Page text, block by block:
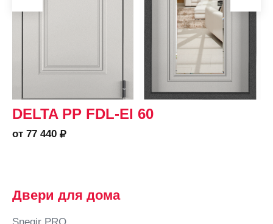
DELTA PP FDL-EI 60
от 77 440
Двери для дома